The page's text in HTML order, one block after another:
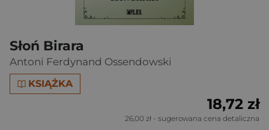
Słoń Birara
Antoni Ferdynand Ossendowski
KSIĄŻKA
18,72 zł
26,00 zł - sugerowana cena detaliczna